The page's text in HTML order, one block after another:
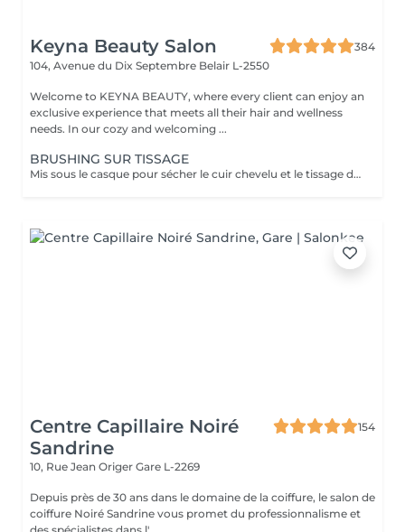
Keyna Beauty Salon
384
104, Avenue du Dix Septembre Belair L-2550
Welcome to KEYNA BEAUTY, where every client can enjoy an
exclusive experience that meets all their hair and wellness
needs. In our cozy and welcoming ...
BRUSHING SUR TISSAGE
Mis sous le casque pour sécher le cuir chevelu et le tissage de manière efficace et confortable. Un diagnostic sur mesure + shampooing nourrissant, masque hydratant ,coiffage sérum et fixation finale. Important: cheveux sans tresse ni noeuds à l'arrivée; tout noeuds ou tressage entraîne l'annulation et 50% de la prestation est retenu. Toute arrivée retardée de 15-30 minutes ou plus entraînera l'annulation automatique du rendez-vous.
Centre Capillaire Noiré
Sandrine
154
10, Rue Jean Origer Gare L-2269
Depuis près de 30 ans dans le domaine de la coiffure, le salon de
coiffure Noiré Sandrine vous promet du professionnalisme et